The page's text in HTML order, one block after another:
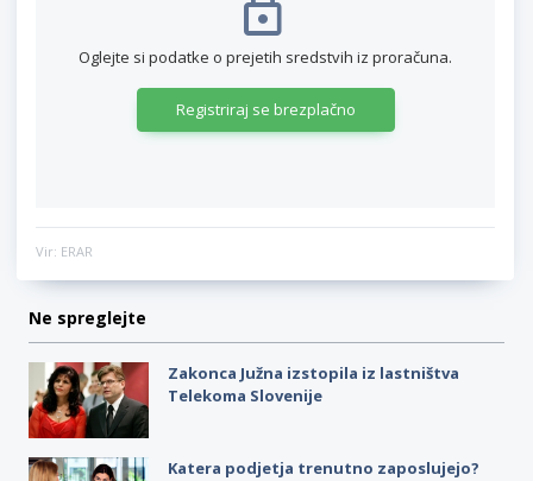
Oglejte si podatke o prejetih sredstvih iz proračuna.
Registriraj se brezplačno
Vir: ERAR
Ne spreglejte
Zakonca Južna izstopila iz lastništva
Telekoma Slovenije
Katera podjetja trenutno zaposlujejo?